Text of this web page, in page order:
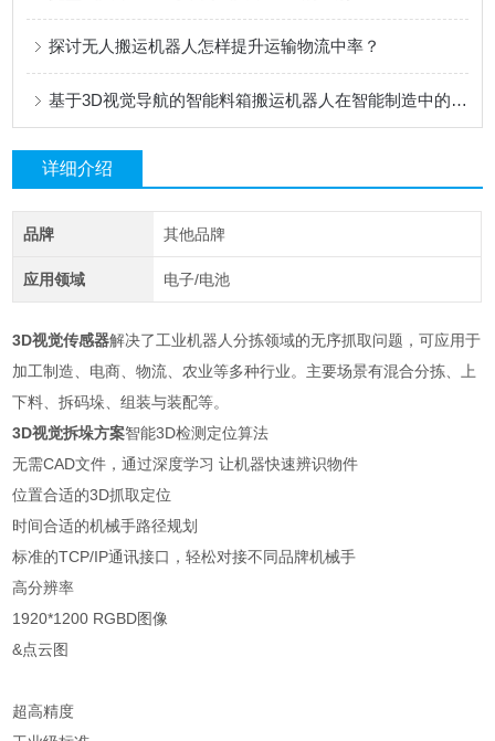
探讨无人搬运机器人怎样提升运输物流中率？
基于3D视觉导航的智能料箱搬运机器人在智能制造中的应用
详细介绍
品牌 其他品牌
应用领域 电子/电池
3D视觉传感器解决了工业机器人分拣领域的无序抓取问题，可应用于
加工制造、电商、物流、农业等多种行业。主要场景有混合分拣、上
下料、拆码垛、组装与装配等。
3D视觉拆垛方案智能3D检测定位算法
无需CAD文件，通过深度学习 让机器快速辨识物件
位置合适的3D抓取定位
时间合适的机械手路径规划
标准的TCP/IP通讯接口，轻松对接不同品牌机械手
高分辨率
1920*1200 RGBD图像
&点云图
超高精度